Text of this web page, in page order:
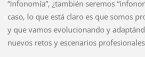
“infonomía”, ¿también seremos
caso, lo que está claro es que somos
y que vamos evolucionando y
nuevos retos y escenarios